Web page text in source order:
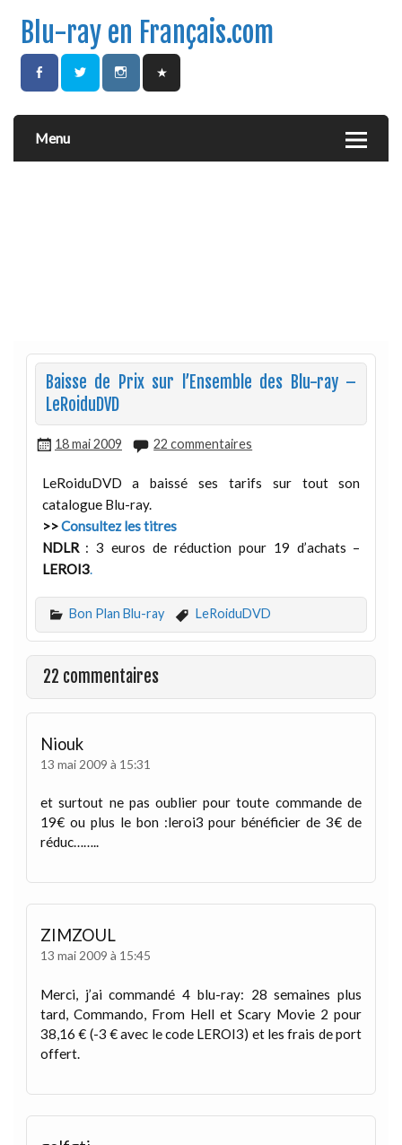
Blu-ray en Français.com
Menu
Baisse de Prix sur l’Ensemble des Blu-ray –
LeRoiduDVD
18 mai 2009 22 commentaires
LeRoiduDVD a baissé ses tarifs sur tout son
catalogue Blu-ray.
>>Consultez les titres
NDLR: 3 euros de réduction pour 19 d’achats –
LEROI3.
Bon Plan Blu-ray LeRoiduDVD
22 commentaires
Niouk
13 mai 2009 à 15:31
et surtout ne pas oublier pour toute commande de
19€ ou plus le bon :leroi3 pour bénéficier de 3€ de
réduc……..
ZIMZOUL
13 mai 2009 à 15:45
Merci, j’ai commandé 4 blu-ray: 28 semaines plus
tard, Commando, From Hell et Scary Movie 2 pour
38,16 € (-3 € avec le code LEROI3) et les frais de port
offert.